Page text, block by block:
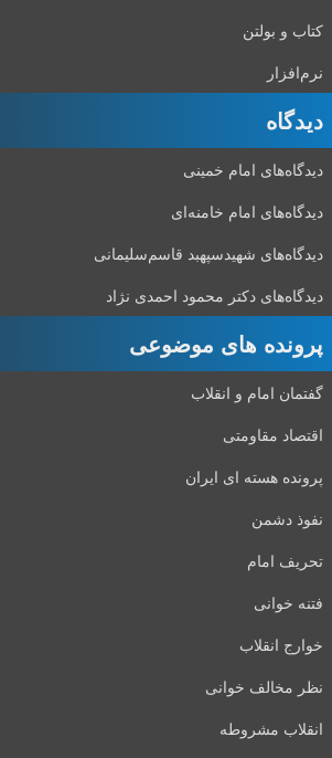
کتاب و بولتن
نرم‌افزار
دیدگاه‌
دیدگاه‌های امام خمینی
دیدگاه‌های امام خامنه‌ای
دیدگاه‌های شهید‌سپهبد قاسم‌سلیمانی
دیدگاه‌های دکتر محمود احمدی نژاد
پرونده های موضوعی
گفتمان امام و انقلاب
اقتصاد مقاومتی
پرونده هسته ای ایران
نفوذ دشمن
تحریف امام
فتنه خوانی
خوارج انقلاب
نظر مخالف خوانی
انقلاب مشروطه